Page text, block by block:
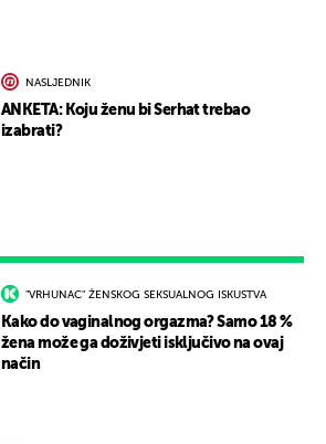
"VRHUNAC" ŽENSKOG SEKSUALNOG ISKUSTVA
Kako do vaginalnog orgazma? Samo 18 %
žena može ga doživjeti isključivo na ovaj
način
NASLJEDNIK
ANKETA: Koju ženu bi Serhat trebao
izabrati?